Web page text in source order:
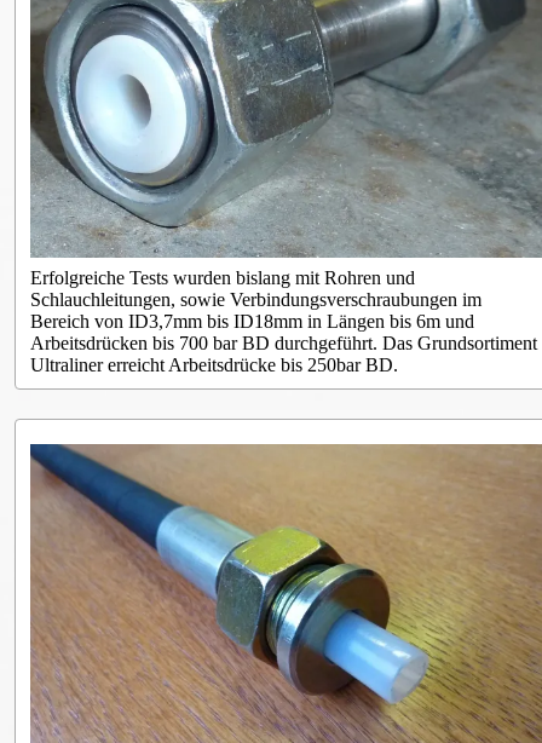
Erfolgreiche Tests wurden bislang mit Rohren und
Schlauchleitungen, sowie Verbindungsverschraubungen im
Bereich von ID3,7mm bis ID18mm in Längen bis 6m und
Arbeitsdrücken bis 700 bar BD durchgeführt. Das Grundsortiment
Ultraliner erreicht Arbeitsdrücke bis 250bar BD.